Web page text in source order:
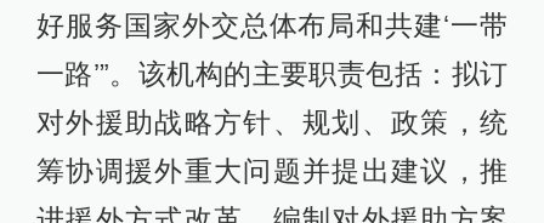
好服务国家外交总体布局和共建‘一带
一路’”。该机构的主要职责包括：拟订
对外援助战略方针、规划、政策，统
筹协调援外重大问题并提出建议，推